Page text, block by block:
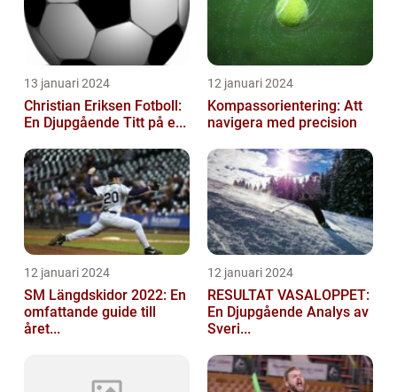
13 januari 2024
Christian Eriksen Fotboll:
En Djupgående Titt på e...
12 januari 2024
Kompassorientering: Att
navigera med precision
12 januari 2024
SM Längdskidor 2022: En
omfattande guide till
året...
12 januari 2024
RESULTAT VASALOPPET:
En Djupgående Analys av
Sveri...